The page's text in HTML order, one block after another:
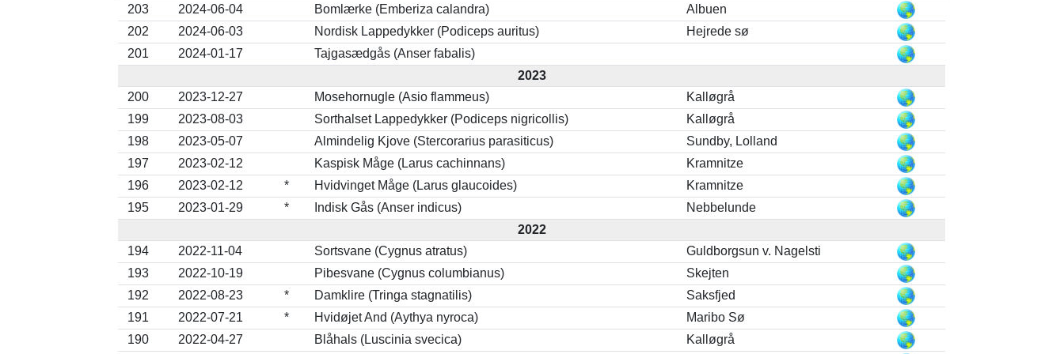
203
2024-06-04 Bomlærke (Emberiza calandra)
Albuen
202
2024-06-03 Nordisk Lappedykker (Podiceps auritus)
Hejrede sø
201
2024-01-17
Tajgasædgås (Anser fabalis)
2023
200
2023-12-27 Mosehornugle (Asio flammeus)
Kalløgrå
199
2023-08-03 Sorthalset Lappedykker (Podiceps nigricollis)
Kalløgrå
198
2023-05-07 Almindelig Kjove (Stercorarius parasiticus)
Sundby, Lolland
197
2023-02-12 Kaspisk Måge (Larus cachinnans)
Kramnitze
196
2023-02-12 * Hvidvinget Måge (Larus glaucoides)
Kramnitze
195
2023-01-29 * Indisk Gås (Anser indicus)
Nebbelunde
2022
194
2022-11-04 Sortsvane (Cygnus atratus)
Guldborgsun v. Nagelsti
193
2022-10-19 Pibesvane (Cygnus columbianus)
Skejten
192
2022-08-23 * Damklire (Tringa stagnatilis)
Saksfjed
191
2022-07-21 * Hvidøjet And (Aythya nyroca)
Maribo Sø
190
2022-04-27 Blåhals (Luscinia svecica)
Kalløgrå